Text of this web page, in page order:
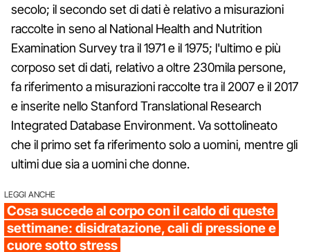
secolo; il secondo set di dati è relativo a misurazioni
raccolte in seno al National Health and Nutrition
Examination Survey tra il 1971 e il 1975; l'ultimo e più
corposo set di dati, relativo a oltre 230mila persone,
fa riferimento a misurazioni raccolte tra il 2007 e il 2017
e inserite nello Stanford Translational Research
Integrated Database Environment. Va sottolineato
che il primo set fa riferimento solo a uomini, mentre gli
ultimi due sia a uomini che donne.
LEGGI ANCHE
Cosa succede al corpo con il caldo di queste
settimane: disidratazione, cali di pressione e
cuore sotto stress